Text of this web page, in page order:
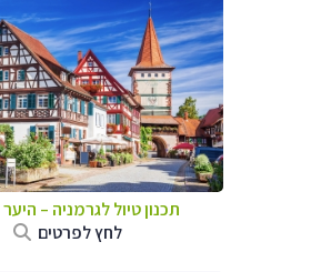
תכנון טיול לגרמניה –
לחץ לפרטים